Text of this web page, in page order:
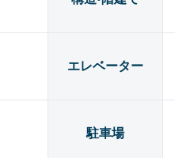
エレベーター
駐車場